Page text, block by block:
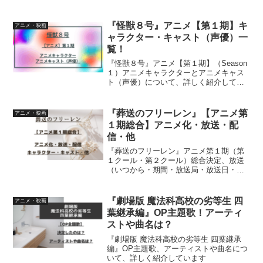
アニメ・映画
『怪獣８号』アニメ【第１期】キ
ャラクター・キャスト（声優）一
覧！
『怪獣８号』アニメ【第１期】（Season
１）アニメキャラクターとアニメキャス
ト（声優）について、詳しく紹介してい
アニメ・映画
『葬送のフリーレン』【アニメ第
１期総合】アニメ化・放送・配
信・他
『葬送のフリーレン』アニメ第１期（第
１クール・第２クール）総合決定、放送
（いつから・期間・放送局・放送日・放
まとめて紹介しています
アニメ・映画
『劇場版 魔法科高校の劣等生 四
葉継承編』OP主題歌！アーティ
ストや曲名は？
『劇場版 魔法科高校の劣等生 四葉継承
編』OP主題歌、アーティストや曲名につ
いて、詳しく紹介しています